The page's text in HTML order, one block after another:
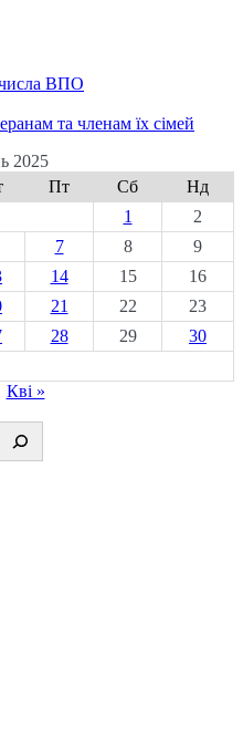
числа ВПО
та членам їх сімей
2025
Пт Сб
Нд
1
2
7 8
9
14 15
16
21 22
23
28 29
30
Кві »